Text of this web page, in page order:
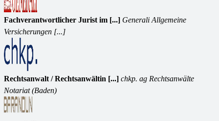
Fachverantwortlicher Jurist im [...] Generali Allgemeine
Versicherungen [...]
Rechtsanwalt / Rechtsanwältin [...] chkp. ag Rechtsanwälte
Notariat (Baden)